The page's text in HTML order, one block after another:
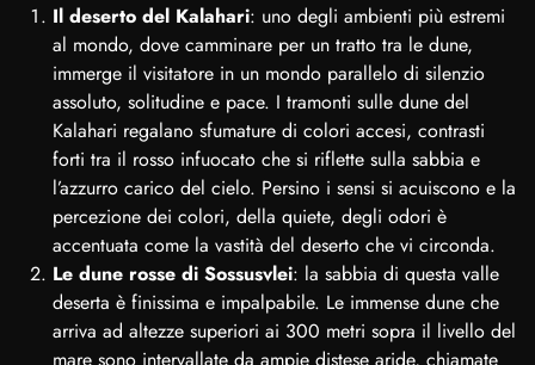
Il deserto del Kalahari: uno degli ambienti più estremi
al mondo, dove camminare per un tratto tra le dune,
immerge il visitatore in un mondo parallelo di silenzio
assoluto, solitudine e pace. I tramonti sulle dune del
Kalahari regalano sfumature di colori accesi, contrasti
forti tra il rosso infuocato che si riflette sulla sabbia e
l’azzurro carico del cielo. Persino i sensi si acuiscono e la
percezione dei colori, della quiete, degli odori è
accentuata come la vastità del deserto che vi circonda.
Le dune rosse di Sossusvlei: la sabbia di questa valle
deserta è finissima e impalpabile. Le immense dune che
arriva ad altezze superiori ai 300 metri sopra il livello del
mare sono intervallate da ampie distese aride, chiamate